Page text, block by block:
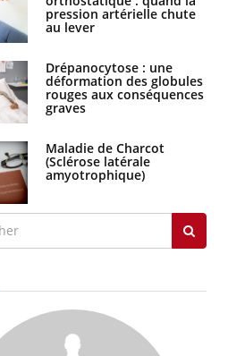
pression artérielle chute
au lever
Drépanocytose : une
déformation des globules
rouges aux conséquences
graves
Maladie de Charcot
(Sclérose latérale
amyotrophique)